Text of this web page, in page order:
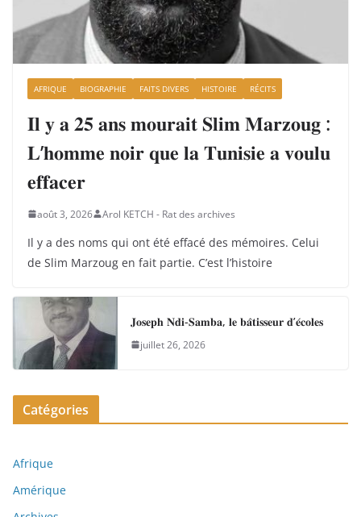
AFRIQUE BIOGRAPHIE FAITS DIVERS HISTOIRE RÉCITS
𝐈𝐥 𝐲 𝐚 𝟐𝟓 𝐚𝐧𝐬 𝐦𝐨𝐮𝐫𝐚𝐢𝐭 𝐒𝐥𝐢𝐦 𝐌𝐚𝐫𝐳𝐨𝐮𝐠 :
𝐋’𝐡𝐨𝐦𝐦𝐞 𝐧𝐨𝐢𝐫 𝐪𝐮𝐞 𝐥𝐚 𝐓𝐮𝐧𝐢𝐬𝐢𝐞 𝐚 𝐯𝐨𝐮𝐥𝐮
𝐞𝐟𝐟𝐚𝐜𝐞𝐫
août 3, 2026 Arol KETCH - Rat des archives
Il y a des noms qui ont été effacé des mémoires. Celui
de Slim Marzoug en fait partie. C’est l’histoire
𝐉𝐨𝐬𝐞𝐩𝐡 𝐍𝐝𝐢-𝐒𝐚𝐦𝐛𝐚, 𝐥𝐞 𝐛𝐚̂𝐭𝐢𝐬𝐬𝐞𝐮𝐫 𝐝’𝐞́𝐜𝐨𝐥𝐞𝐬
juillet 26, 2026
Catégories
Afrique
Amérique